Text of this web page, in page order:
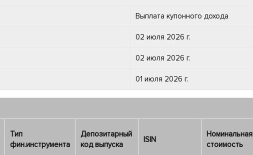
Выплата купонного дохода
02 июля 2026 г.
02 июля 2026 г.
01 июля 2026 г.
Тип
фин.инструмента
Депозитарный
код выпуска
ISIN
Номинальная
стоимость